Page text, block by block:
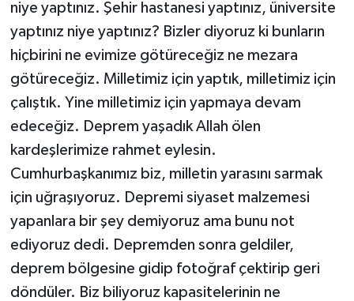
niye yaptınız. Şehir hastanesi yaptınız, üniversite
yaptınız niye yaptınız? Bizler diyoruz ki bunların
hiçbirini ne evimize götüreceğiz ne mezara
götüreceğiz. Milletimiz için yaptık, milletimiz için
çalıştık. Yine milletimiz için yapmaya devam
edeceğiz. Deprem yaşadık Allah ölen
kardeşlerimize rahmet eylesin.
Cumhurbaşkanımız biz, milletin yarasını sarmak
için uğraşıyoruz. Depremi siyaset malzemesi
yapanlara bir şey demiyoruz ama bunu not
ediyoruz dedi. Depremden sonra geldiler,
deprem bölgesine gidip fotoğraf çektirip geri
döndüler. Biz biliyoruz kapasitelerinin ne